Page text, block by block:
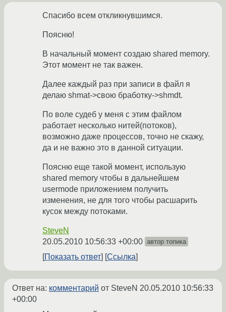
Спасибо всем откликнувшимся.
Поясню!
В начальный момент создаю shared memory.
Этот момент не так важен.
Далее каждый раз при записи в файл я
делаю shmat->свою бработку->shmdt.
По воле судеб у меня с этим файлом
работает несколько нитей(потоков),
возможно даже процессов, точно не скажу,
да и не важно это в данной ситуации.
Поясню еще такой момент, использую
shared memory чтобы в дальнейшем
usermode приложением получить
изменения, не для того чтобы расшарить
кусок между потоками.
SteveN
20.05.2010 10:56:33 +00:00 автор топика
Показать ответ Ссылка
Ответ на: комментарий от SteveN 20.05.2010 10:56:33
+00:00